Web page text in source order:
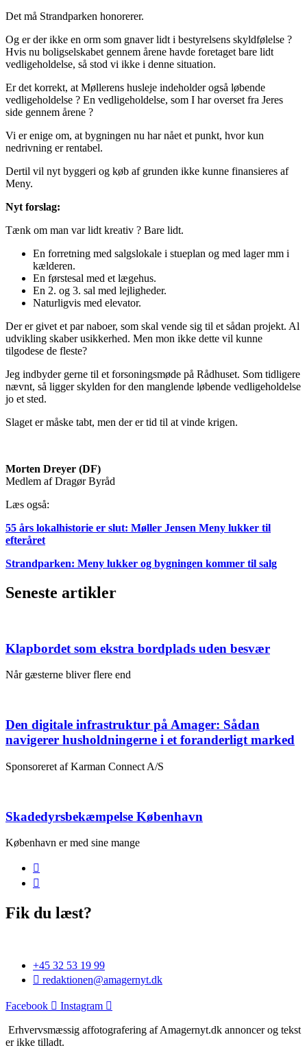
Det må Strandparken honorerer.
Og er der ikke en orm som gnaver lidt i bestyrelsens skyldfølelse ?
Hvis nu boligselskabet gennem årene havde foretaget bare lidt
vedligeholdelse, så stod vi ikke i denne situation.
Er det korrekt, at Møllerens husleje indeholder også løbende
vedligeholdelse ? En vedligeholdelse, som I har overset fra Jeres
side gennem årene ?
Vi er enige om, at bygningen nu har nået et punkt, hvor kun
nedrivning er rentabel.
Dertil vil nyt byggeri og køb af grunden ikke kunne finansieres af
Meny.
Nyt forslag:
Tænk om man var lidt kreativ ? Bare lidt.
En forretning med salgslokale i stueplan og med lager mm i
kælderen.
En førstesal med et lægehus.
En 2. og 3. sal med lejligheder.
Naturligvis med elevator.
Der er givet et par naboer, som skal vende sig til et sådan projekt. Al
udvikling skaber usikkerhed. Men mon ikke dette vil kunne
tilgodese de fleste?
Jeg indbyder gerne til et forsoningsmøde på Rådhuset. Som tidligere
nævnt, så ligger skylden for den manglende løbende vedligeholdelse
jo et sted.
Slaget er måske tabt, men der er tid til at vinde krigen.
Morten Dreyer (DF)
Medlem af Dragør Byråd
Læs også:
55 års lokalhistorie er slut: Møller Jensen Meny lukker til
efteråret
Strandparken: Meny lukker og bygningen kommer til salg
Seneste artikler
Klapbordet som ekstra bordplads uden besvær
Når gæsterne bliver flere end
Den digitale infrastruktur på Amager: Sådan
navigerer husholdningerne i et foranderligt marked
Sponsoreret af Karman Connect A/S
Skadedyrsbekæmpelse København
København er med sine mange
Fik du læst?
+45 32 53 19 99
redaktionen@amagernyt.dk
Facebook Instagram
Erhvervsmæssig affotografering af Amagernyt.dk annoncer og tekst
er ikke tilladt.